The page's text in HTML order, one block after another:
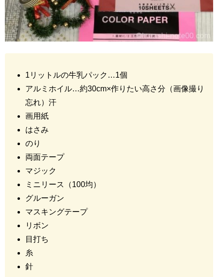
1リットルの牛乳パック…1個
アルミホイル…約30cm×作りたい高さ分（画像撮り
忘れ）汗
画用紙
はさみ
のり
両面テープ
マジック
ミニリース（100均）
グルーガン
マスキングテープ
リボン
目打ち
糸
針